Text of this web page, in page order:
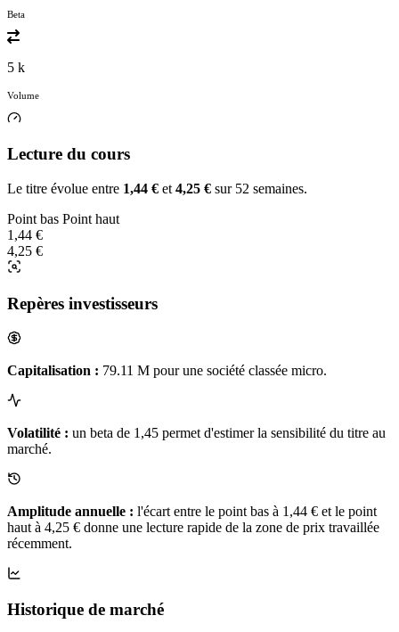
Beta
5 k
Volume
Lecture du cours
Le titre évolue entre 1,44 € et 4,25 € sur 52 semaines.
Point bas Point haut
1,44 €
4,25 €
Repères investisseurs
Capitalisation : 79.11 M pour une société classée micro.
Volatilité : un beta de 1,45 permet d'estimer la sensibilité du titre au
marché.
Amplitude annuelle : l'écart entre le point bas à 1,44 € et le point
haut à 4,25 € donne une lecture rapide de la zone de prix travaillée
récemment.
Historique de marché